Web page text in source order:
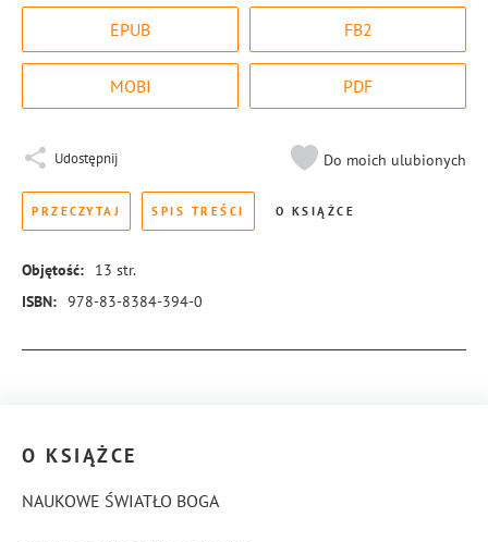
EPUB FB2
MOBI PDF
Udostępnij Do moich ulubionych
PRZECZYTAJ SPIS TREŚCI O KSIĄŻCE
Objętość: 13 str.
ISBN: 978-83-8384-394-0
O KSIĄŻCE
NAUKOWE ŚWIATŁO BOGA